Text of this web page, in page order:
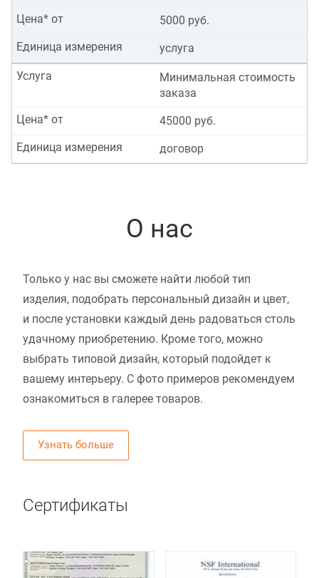
5000 руб.
Цена* от
услуга
Единица измерения
Минимальная стоимость
заказа
Услуга
45000 руб.
Цена* от
договор
Единица измерения
О нас
Только у нас вы сможете найти любой тип
изделия, подобрать персональный дизайн и цвет,
и после установки каждый день радоваться столь
удачному приобретению. Кроме того, можно
выбрать типовой дизайн, который подойдет к
вашему интерьеру. С фото примеров рекомендуем
ознакомиться в галерее товаров.
Узнать больше
Сертификаты